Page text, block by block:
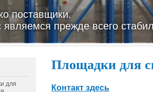
поставщики.
прежде всего
для
Площадки для
Контакт здесь